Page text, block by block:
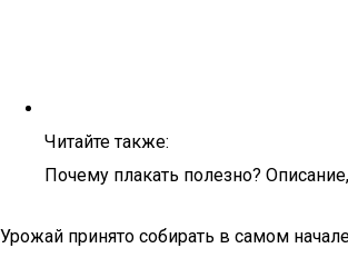
Читайте также:
Почему плакать полезно?
Урожай принято собирать в самом